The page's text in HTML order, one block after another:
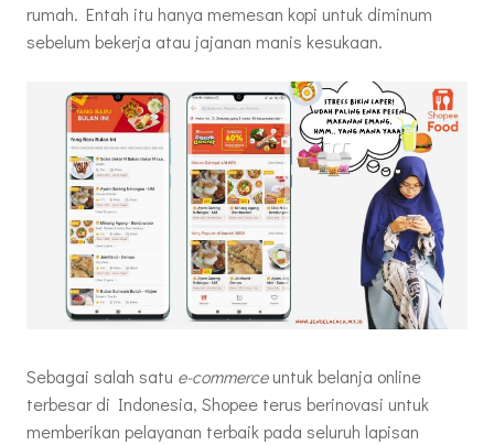
rumah. Entah itu hanya memesan kopi untuk diminum
sebelum bekerja atau jajanan manis kesukaan.
Sebagai salah satu e-commerceuntuk belanja online
terbesar di Indonesia, Shopee terus berinovasi untuk
memberikan pelayanan terbaik pada seluruh lapisan